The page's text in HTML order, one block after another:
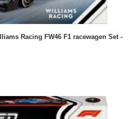
Racing FW46 F1 racewagen Set -